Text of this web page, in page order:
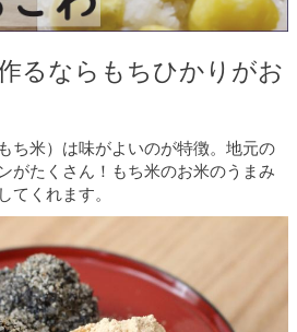
るならもちひかりがお
ち米）は味がよいのが特徴。地元の
がたくさん！もち米のお米のうまみ
てくれます。